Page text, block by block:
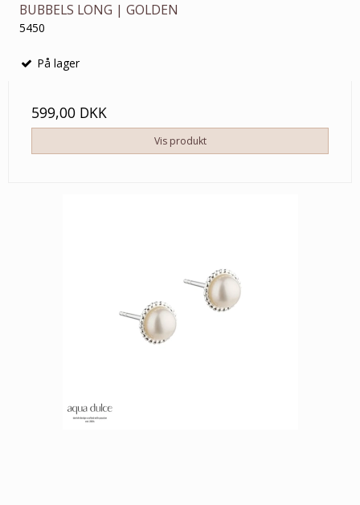
BUBBELS LONG | GOLDEN
5450
På lager
599,00 DKK
Vis produkt